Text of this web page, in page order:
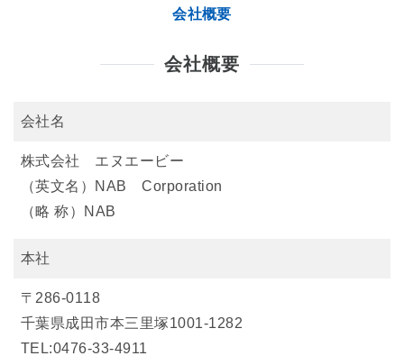
会社概要
会社概要
会社名
株式会社 エヌエービー
（英文名）NAB Corporation
（略 称）NAB
本社
〒286-0118
千葉県成田市本三里塚1001-1282
TEL:0476-33-4911